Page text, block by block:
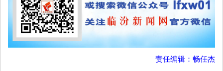
责任编辑：畅任杰